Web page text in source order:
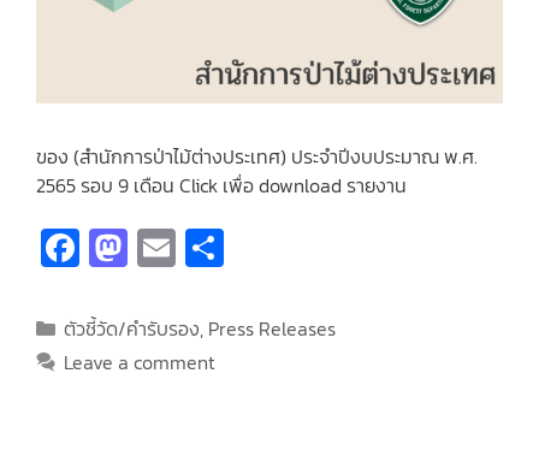
ของ (สำนักการป่าไม้ต่างประเทศ) ประจำปีงบประมาณ พ.ศ.
2565 รอบ 9 เดือน Click เพื่อ download รายงาน
Fa
ce
b
o
M
as
to
d
E
m
ai
l
ar
ตัวชี้วัด/คำรับรอง, Press Releases
Leave a comment